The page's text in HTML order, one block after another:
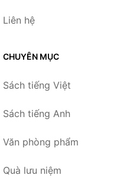
Liên hệ
CHUYÊN MỤC
Sách tiếng Việt
Sách tiếng Anh
Văn phòng phẩm
Quà lưu niệm